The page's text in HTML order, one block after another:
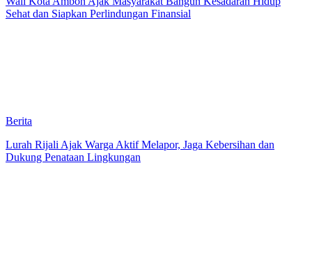
Sehat dan Siapkan Perlindungan Finansial
Berita
Lurah Rijali Ajak Warga Aktif Melapor, Jaga Kebersihan dan
Dukung Penataan Lingkungan